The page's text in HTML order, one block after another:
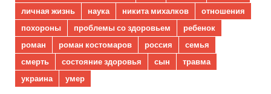
личная жизнь
наука никита михалков
отношения
похороны
проблемы со здоровьем
ребенок
роман
роман костомаров россия
семья
смерть
состояние здоровья сын
травма
украина
умер